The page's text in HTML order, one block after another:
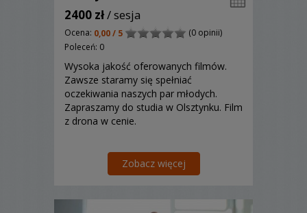
2400 zł/ sesja
Ocena: 0,00 / 5
(0 opinii)
Poleceń: 0
Wysoka jakość oferowanych filmów.
Zawsze staramy się spełniać
oczekiwania naszych par młodych.
Zapraszamy do studia w Olsztynku. Film
z drona w cenie.
Zobacz więcej